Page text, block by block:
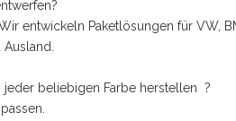
entwickeln Paketlösungen für VW,
jeder beliebigen Farbe herstellen ?